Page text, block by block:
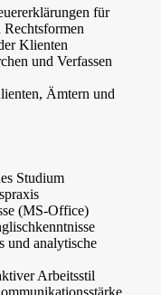
für
Klienten
und Verfassen
Ämtern und
Studium
(MS-Office)
und analytische
Arbeitsstil